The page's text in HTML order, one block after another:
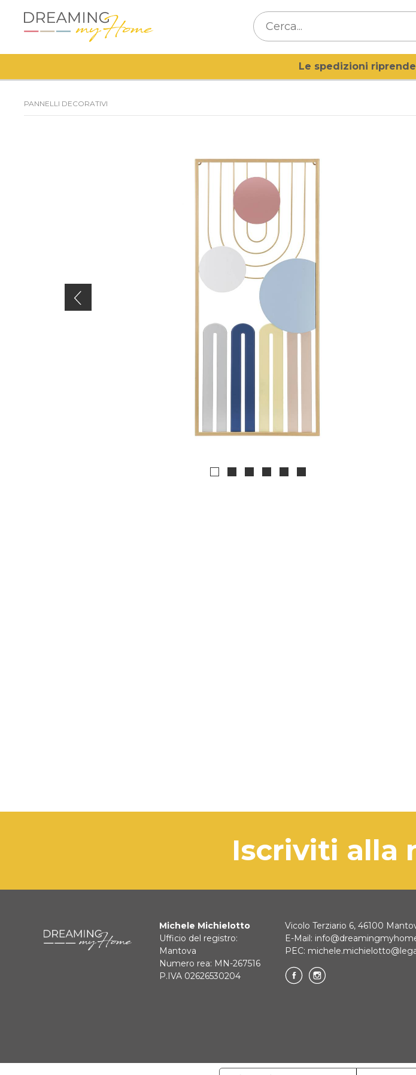
Le spedizioni
PANNELLI DECORATIVI
iscriviti alla
Michele Michielotto
Ufficio del registro:
Mantova
Numero rea: MN-267516
P.IVA 02626530204
Vicolo Terziario 6, 46100
E-Mail:
PEC: